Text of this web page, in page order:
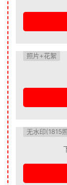
照片+花絮
无水印(1815